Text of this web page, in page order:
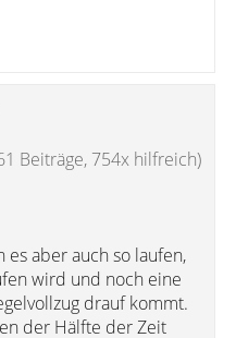
Beiträge, 754x hilfreich)
es aber auch so laufen,
wird und noch eine
drauf kommt.
der Hälfte der Zeit